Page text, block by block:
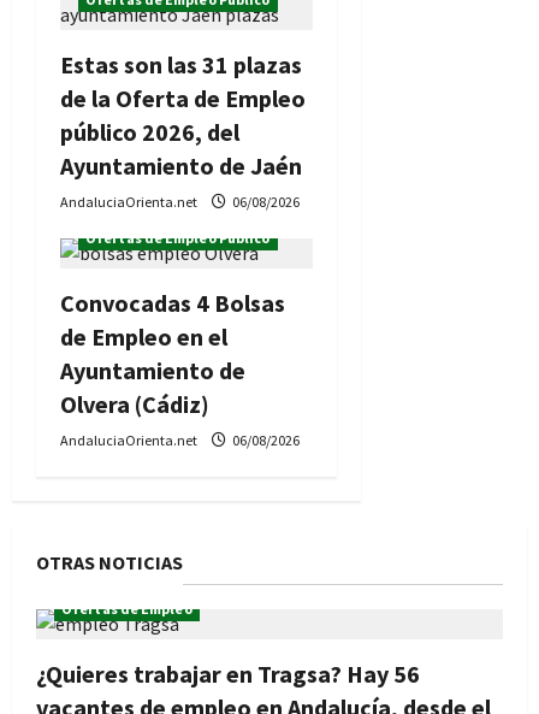
Estas son las 31 plazas
de la Oferta de Empleo
público 2026, del
Ayuntamiento de Jaén
AndaluciaOrienta.net
06/08/2026
Ofertas de Empleo Público
Convocadas 4 Bolsas
de Empleo en el
Ayuntamiento de
Olvera (Cádiz)
AndaluciaOrienta.net 06/08/2026
OTRAS NOTICIAS
Ofertas de Empleo
¿Quieres trabajar en Tragsa? Hay 56
vacantes de empleo en Andalucía, desde el